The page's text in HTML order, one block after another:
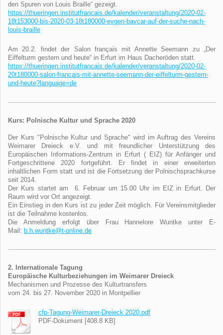
den Spuren von Louis Braille“ gezeigt.
https://thueringen. institutfrancais.de/kalender/veranstaltung/2020-02-
18t153000-bis-2020-03-18t180000-evgen-bavcar-auf-der-suche-nach-
louis-braille
Am 20.2. findet der Salon français mit Annette Seemann zu „Der
Eiffelturm gestern und heute“ in Erfurt im Haus Dacheröden statt.
https://thueringen.institutfrancais.de/kalender/veranstaltung/2020-02-
20t180000-salon-francais-mit-annette-seemann-der-eiffelturm-gestern-
und-heute? language=de
Kurs: Polnische Kultur und Sprache 2020
Der Kurs "Polnische Kultur und Sprache" wird im Auftrag des Vereins
Weimarer Dreieck e.V. und mit freundlicher Unterstützung des
Europäischen Informations-Zentrum in Erfurt ( EIZ) für Anfänger und
Fortgeschrittene 2020 fortgeführt. Er findet in einer erweiterten
inhaltlichen Form statt und ist die Fortsetzung der Polnischsprachkurse
seit 2014.
Der Kurs startet am 6. Februar um 15.00 Uhr im EIZ in Erfurt. Der
Raum wird vor Ort angezeigt.
Ein Einstieg in den Kurs ist zu jeder Zeit möglich. Für Vereinsmitglieder
ist die Teilnahme kostenlos.
Die Anmeldung erfolgt über Frau Hannelore Wuntke unter E-
Mail: b.h.wuntke@t-online.de
2. Internationale Tagung
Europäische Kulturbeziehungen im Weimarer Dreieck
Mechanismen und Prozesse des Kulturtransfers
vom 24. bis 27. November 2020 in Montpellier
cfp-Tagung-Weimarer-Dreieck 2020.pdf
PDF-Dokument [408.8 KB]